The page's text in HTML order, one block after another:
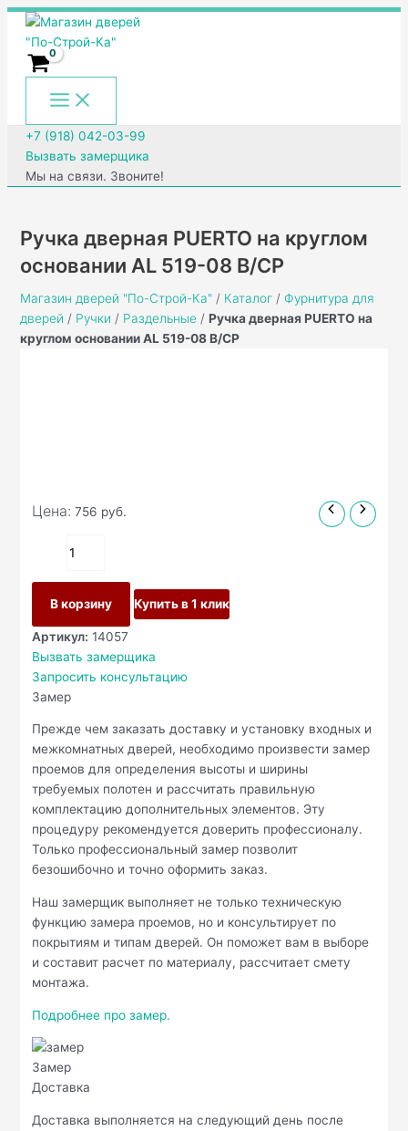
Перейти
содержимому
Main
Menu
+7 (918) 042-03-99
Вызвать замерщика
Мы на связи. Звоните!
Ручка дверная PUERTO на круглом
основании AL 519-08 B/CP
Магазин дверей "По-Строй-Ка"/ Каталог/ Фурнитура для
дверей / Ручки / Раздельные / Ручка дверная PUERTO на
круглом основании AL 519-08 B/CP
Цена: 756 руб.
Количество
товара
Ручка
дверная
круглом
основании
AL
519-
B/CP
В корзину Купить в 1 клик
Артикул: 14057
Вызвать замерщика
Запросить консультацию
Замер
Прежде чем заказать доставку и установку входных и
межкомнатных дверей, необходимо произвести замер
проемов для определения высоты и ширины
требуемых полотен и рассчитать правильную
комплектацию дополнительных элементов. Эту
процедуру рекомендуется доверить профессионалу.
Только профессиональный замер позволит
безошибочно и точно оформить заказ.
Наш замерщик выполняет не только техническую
функцию замера проемов, но и консультирует по
покрытиям и типам дверей. Он поможет вам в выборе
и составит расчет по материалу, рассчитает смету
монтажа.
Подробнее про замер.
Замер
Доставка
Доставка выполняется на следующий день после